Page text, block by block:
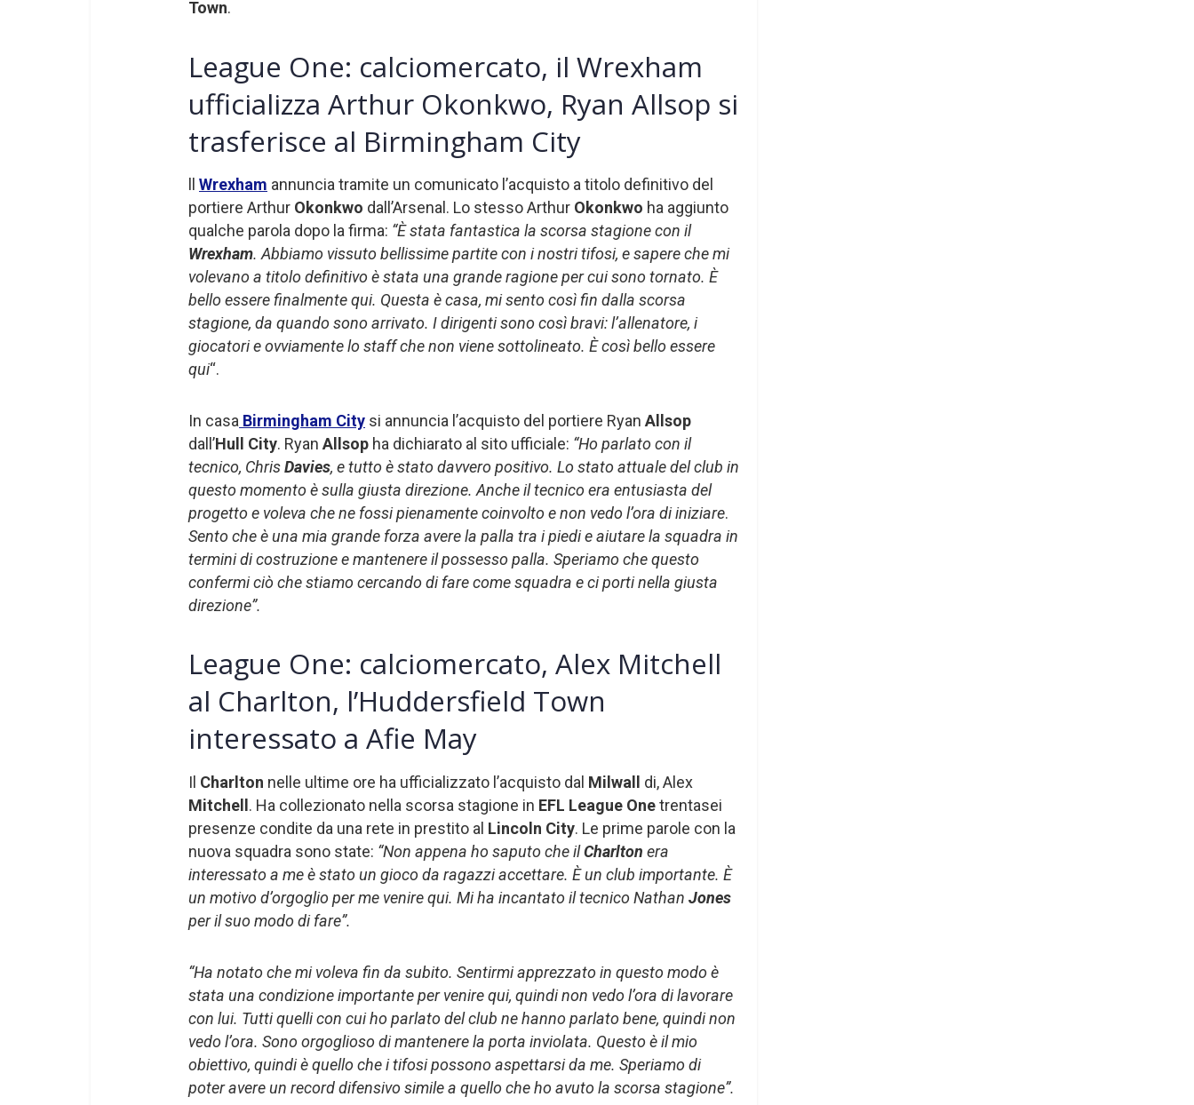
Town.
League One: calciomercato, il Wrexham
ufficializza Arthur Okonkwo, Ryan Allsop si
trasferisce al Birmingham City
Wrexham annuncia tramite un comunicato l’acquisto a titolo definitivo del
portiere Arthur Okonkwo dall’Arsenal. Lo stesso Arthur Okonkwo ha aggiunto
qualche parola dopo la firma: “È stata fantastica la scorsa stagione con il
Wrexham. Abbiamo vissuto bellissime partite con i nostri tifosi, e sapere che mi
volevano a titolo definitivo è stata una grande ragione per cui sono tornato. È
bello essere finalmente qui. Questa è casa, mi sento così fin dalla scorsa
stagione, da quando sono arrivato. I dirigenti sono così bravi: l’allenatore, i
giocatori e ovviamente lo staff che non viene sottolineato. È così bello essere
qui“.
In casa Birmingham City si annuncia l’acquisto del portiere Ryan Allsop
dall’Hull City. Ryan Allsop ha dichiarato al sito ufficiale: “Ho parlato con il
tecnico, ChrisDavies, e tutto è stato davvero positivo. Lo stato attuale del club in
questo momento è sulla giusta direzione. Anche il tecnico era entusiasta del
progetto e voleva che ne fossi pienamente coinvolto e non vedo l’ora di iniziare.
Sento che è una mia grande forza avere la palla tra i piedi e aiutare la squadra in
termini di costruzione e mantenere il possesso palla. Speriamo che questo
confermi ciò che stiamo cercando di fare come squadra e ci porti nella giusta
direzione”.
League One: calciomercato, Alex Mitchell
al Charlton, l’Huddersfield Town
interessato a Afie May
Il Charlton nelle ultime ore ha ufficializzato l’acquisto dal Milwall
di, Alex
Mitchell . Ha collezionato nella scorsa stagione in EFL League Onetrentasei
presenze condite da una rete in prestito al Lincoln City. Le prime parole con la
nuova squadra sono state: “Non appena ho saputo che ilCharlton era
interessato a me è stato un gioco da ragazzi accettare. È un club importante. È
un motivo d’orgoglio per me venire qui. Mi ha incantato il tecnico Nathan Jones
per il suo modo di fare”.
“Ha notato che mi voleva fin da subito. Sentirmi apprezzato in questo modo è
stata una condizione importante per venire qui, quindi non vedo l’ora di lavorare
con lui. Tutti quelli con cui ho parlato del club ne hanno parlato bene, quindi non
vedo l’ora. Sono orgoglioso di mantenere la porta inviolata. Questo è il mio
obiettivo, quindi è quello che i tifosi possono aspettarsi da me. Speriamo di
poter avere un record difensivo simile a quello che ho avuto la scorsa stagione”.